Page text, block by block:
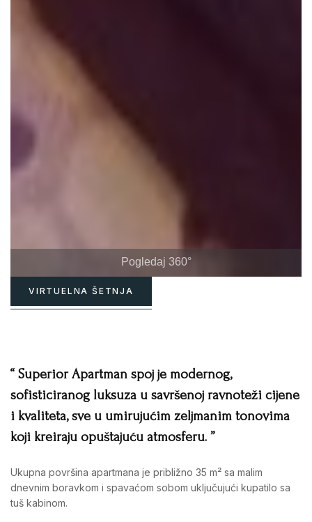
Pogledaj 360°
VIRTUELNA ŠETNJA
“ Superior Apartman spoj je modernog,
sofisticiranog luksuza u savršenoj ravnoteži cijene
i kvaliteta, sve u umirujućim zeljmanim tonovima
koji kreiraju opuštajuću atmosferu. ”
Ukupna površina apartmana je približno 35 m² sa malim
dnevnim boravkom i spavaćom sobom uključujući kupatilo sa
tuš kabinom.